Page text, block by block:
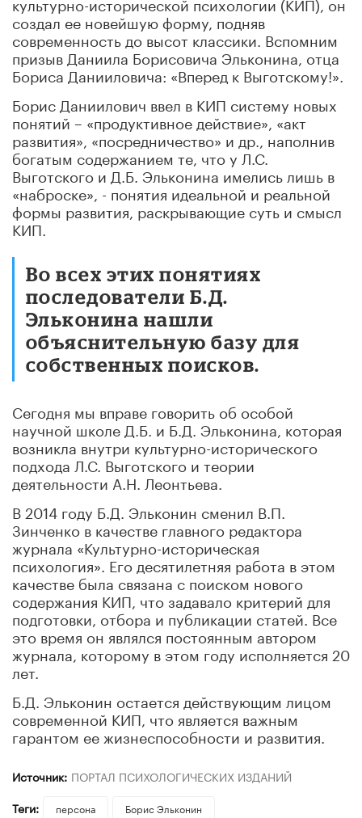
создал ее новейшую форму, подняв
современность до высот классики. Вспомним
призыв Даниила Борисовича Эльконина, отца
Бориса Данииловича: «Вперед к Выготскому!».
Борис Даниилович ввел в КИП систему новых
понятий – «продуктивное действие», «акт
развития», «посредничество» и др., наполнив
богатым содержанием те, что у Л.С.
Выготского и Д.Б. Эльконина имелись лишь в
«наброске», - понятия идеальной и реальной
формы развития, раскрывающие суть и смысл
КИП.
Во всех этих понятиях
последователи Б.Д.
Эльконина нашли
объяснительную базу для
собственных поисков.
Сегодня мы вправе говорить об особой
научной школе Д.Б. и Б.Д. Эльконина, которая
возникла внутри культурно-исторического
подхода Л.С. Выготского и теории
деятельности А.Н. Леонтьева.
В 2014 году Б.Д. Эльконин сменил В.П.
Зинченко в качестве главного редактора
журнала «Культурно-историческая
психология». Его десятилетняя работа в этом
качестве была связана с поиском нового
содержания КИП, что задавало критерий для
подготовки, отбора и публикации статей. Все
это время он являлся постоянным автором
журнала, которому в этом году исполняется 20
лет.
Б.Д. Эльконин остается действующим лицом
современной КИП, что является важным
гарантом ее жизнеспособности и развития.
Источник: ПОРТАЛ ПСИХОЛОГИЧЕСКИХ ИЗДАНИЙ
Теги:
персона
Борис Эльконин